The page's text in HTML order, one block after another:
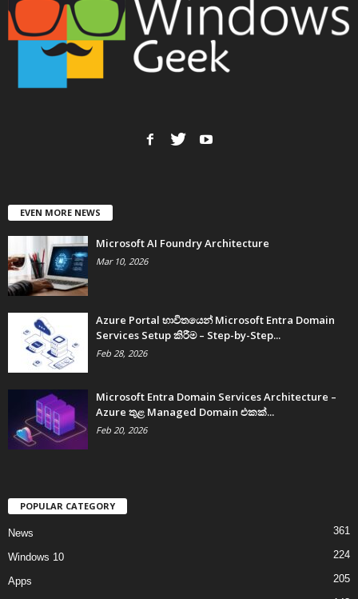
EVEN MORE NEWS
Microsoft AI Foundry Architecture
Mar 10, 2026
Azure Portal භාවිතයෙන් Microsoft Entra Domain
Services Setup කිරීම – Step-by-Step...
Feb 28, 2026
Microsoft Entra Domain Services Architecture –
Azure තුළ Managed Domain එකක්...
Feb 20, 2026
POPULAR CATEGORY
News 361
Windows 10 224
Apps 205